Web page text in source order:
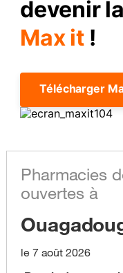
devenir
Max it!
Télécharger
Pharmacies
ouvertes à
le 7 août 2026